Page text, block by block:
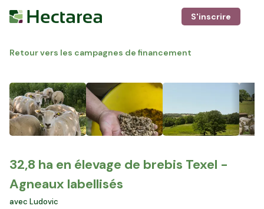
S'inscrire
Retour vers les campagnes de financement
32,8 ha en élevage de brebis Texel -
Agneaux labellisés
avec Ludovic